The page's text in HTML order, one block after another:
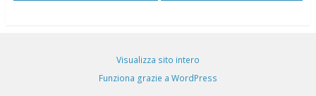
Visualizza sito intero
Funziona grazie a WordPress